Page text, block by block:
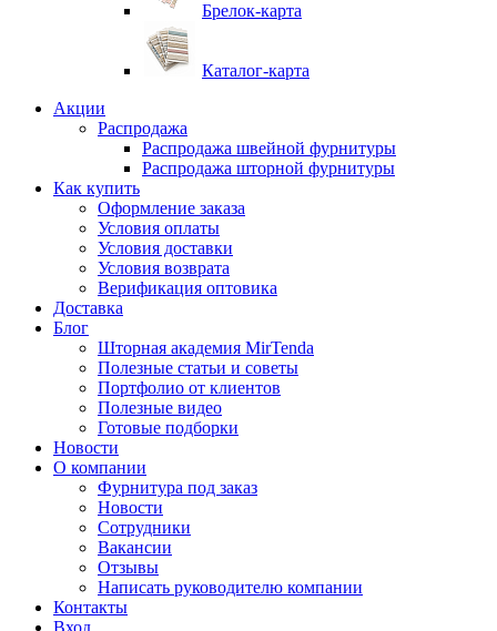
Брелок-карта
Каталог-карта
Акции
Распродажа
Распродажа швейной фурнитуры
Распродажа шторной фурнитуры
Как купить
Оформление заказа
Условия оплаты
Условия доставки
Условия возврата
Верификация оптовика
Доставка
Блог
Шторная академия MirTenda
Полезные статьи и советы
Портфолио от клиентов
Полезные видео
Готовые подборки
Новости
О компании
Фурнитура под заказ
Новости
Сотрудники
Вакансии
Отзывы
Написать руководителю компании
Контакты
Вход